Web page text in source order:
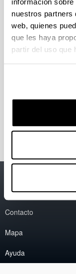
información
nuestros partners
web, quienes
que les haya
partir del uso que
Información legal
Contacto
Mapa
Ayuda